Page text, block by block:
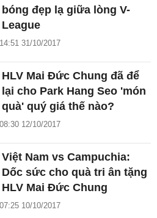
bóng đẹp lạ giữa lòng V-
League
14:51 31/10/2017
HLV Mai Đức Chung đã để
lại cho Park Hang Seo 'món
quà' quý giá thế nào?
08:30 12/10/2017
Việt Nam vs Campuchia:
Dốc sức cho quà tri ân tặng
HLV Mai Đức Chung
07:25 10/10/2017